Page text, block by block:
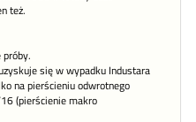
też.
próby.
się w wypadku Industara
na pierścieniu odwrotnego
(pierścienie makro